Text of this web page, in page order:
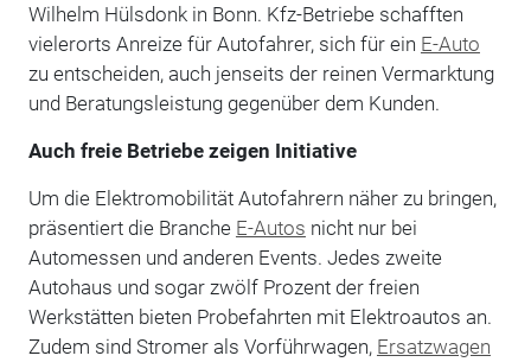
Wilhelm Hülsdonk in Bonn. Kfz-Betriebe schafften
vielerorts Anreize für Autofahrer, sich für ein E-Auto
zu entscheiden, auch jenseits der reinen Vermarktung
und Beratungsleistung gegenüber dem Kunden.
Auch freie Betriebe zeigen Initiative
Um die Elektromobilität Autofahrern näher zu bringen,
präsentiert die Branche E-Autos nicht nur bei
Automessen und anderen Events. Jedes zweite
Autohaus und sogar zwölf Prozent der freien
Werkstätten bieten Probefahrten mit Elektroautos an.
Zudem sind Stromer als Vorführwagen, Ersatzwagen